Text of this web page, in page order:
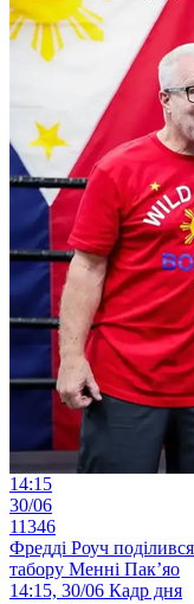
14:15
30/06
11346
Фредді Роуч
табору Менні Пак’яо
14:15, 30/06 Кадр дня